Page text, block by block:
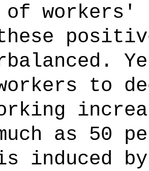
of workers'
to
as 50
induced